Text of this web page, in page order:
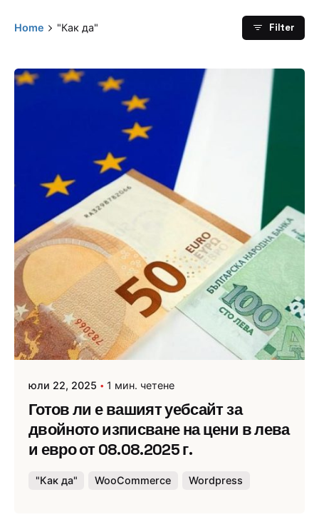
Home "Как да" Filter
Публикувано от
Webness
юли 22, 2025 1 мин. четене
Готов ли е вашият уебсайт за
двойното изписване на цени в лева
и евро от 08.08.2025 г.
"Как да" WooCommerce Wordpress